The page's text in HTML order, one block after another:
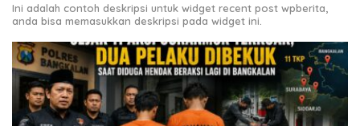
Ini adalah contoh deskripsi untuk widget recent post wpberita,
anda bisa memasukkan deskripsi pada widget ini.